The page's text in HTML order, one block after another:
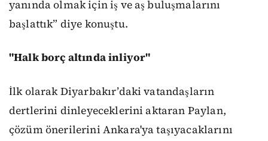
yanında olmak için iş ve aş buluşmalarını
başlattık” diye konuştu.
"Halk borç altında inliyor"
İlk olarak Diyarbakır’daki vatandaşların
dertlerini dinleyeceklerini aktaran Paylan,
çözüm önerilerini Ankara'ya taşıyacaklarını